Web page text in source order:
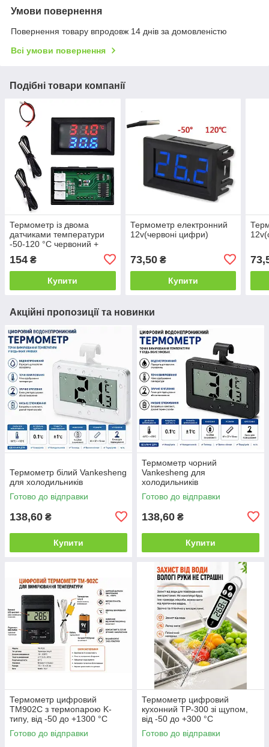
Умови повернення
Повернення товару впродовж 14 днів за домовленістю
Всі умови повернення
Подібні товари компанії
Термометр із двома
датчиками температури
-50-120 °C червоний +
154 ₴
Купити
Термометр електронний
12v(червоні цифри)
73,50₴
Купити
Акційні пропозиції та новинки
Термометр білий Vankesheng
для холодильників
Готово до відправки
138,60 ₴
Купити
Термометр чорний
Vankesheng для
холодильників
Готово до відправки
138,60 ₴
Купити
Термометр цифровий
TM902C з термопарою K-
типу, від -50 до +1300 °C
Готово до відправки
Термометр цифровий
кухонний TP-300 зі щупом,
від -50 до +300 °C
Готово до відправки